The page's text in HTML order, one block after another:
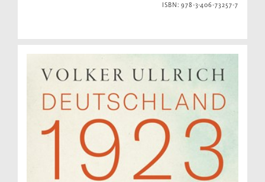
ISBN: 978-3-406-73257-7